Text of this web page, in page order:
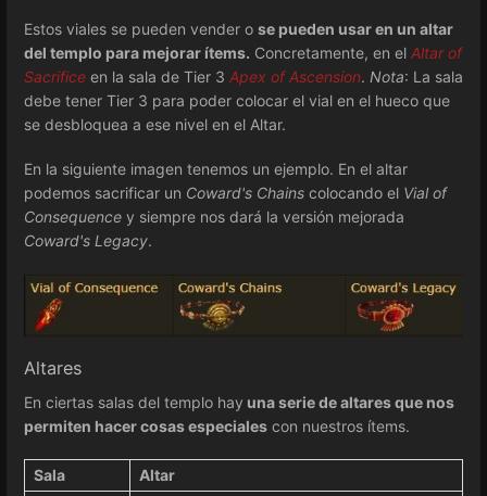
Estos viales se pueden vender o se pueden usar en un altar
del templo para mejorar ítems. Concretamente, en el Altar of
Sacrifice en la sala de Tier 3 Apex of Ascension. Nota: La sala
debe tener Tier 3 para poder colocar el vial en el hueco que
se desbloquea a ese nivel en el Altar.
En la siguiente imagen tenemos un ejemplo. En el altar
podemos sacrificar un Coward's Chains colocando el Vial of
Consequence y siempre nos dará la versión mejorada
Coward's Legacy.
Altares
En ciertas salas del templo hay una serie de altares que nos
permiten hacer cosas especiales con nuestros ítems.
Sala
Altar